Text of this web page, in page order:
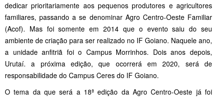
dedicar prioritariamente aos pequenos produtores e agricultores
familiares, passando a se denominar Agro Centro-Oeste Familiar
(Acof). Mas foi somente em 2014 que o evento saiu do seu
ambiente de criação para ser realizado no IF Goiano. Naquele ano,
a unidade anfitriã foi o Campus Morrinhos. Dois anos depois,
Urutaí. a próxima edição, que ocorrerá em 2020, será de
responsabilidade do Campus Ceres do IF Goiano.
O tema da que será a 18ª edição da Agro Centro-Oeste já foi